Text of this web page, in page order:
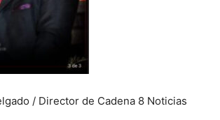
/ Director de Cadena 8 Noticias